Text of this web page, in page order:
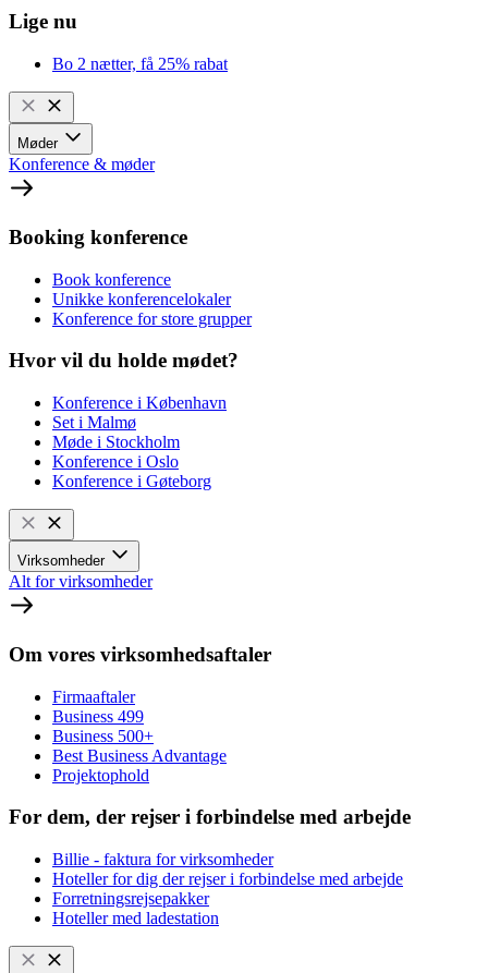
Lige nu
Bo 2 nætter, få 25% rabat
Møder
Konference & møder
Booking konference
Book konference
Unikke konferencelokaler
Konference for store grupper
Hvor vil du holde mødet?
Konference i København
Set i Malmø
Møde i Stockholm
Konference i Oslo
Konference i Gøteborg
Virksomheder
Alt for virksomheder
Om vores virksomhedsaftaler
Firmaaftaler
Business 499
Business 500+
Best Business Advantage
Projektophold
For dem, der rejser i forbindelse med arbejde
Billie - faktura for virksomheder
Hoteller for dig der rejser i forbindelse med arbejde
Forretningsrejsepakker
Hoteller med ladestation